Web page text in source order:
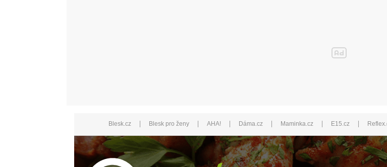
Blesk.cz | Blesk pro ženy | AHA! | Dáma.cz | Maminka.cz | E15.cz |